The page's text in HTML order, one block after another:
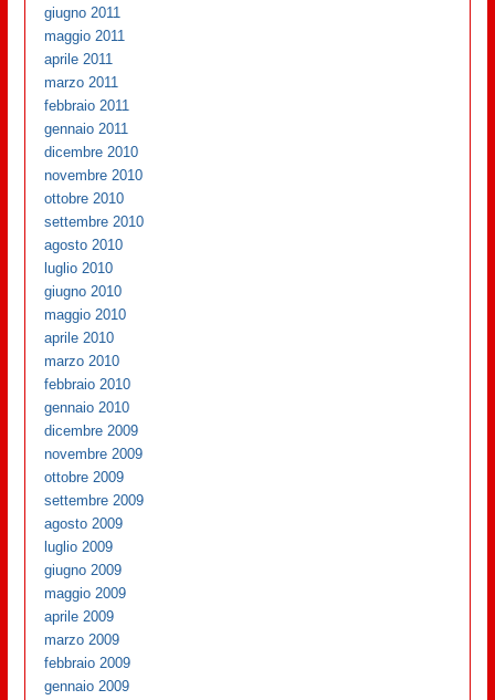
giugno 2011
maggio 2011
aprile 2011
marzo 2011
febbraio 2011
gennaio 2011
dicembre 2010
novembre 2010
ottobre 2010
settembre 2010
agosto 2010
luglio 2010
giugno 2010
maggio 2010
aprile 2010
marzo 2010
febbraio 2010
gennaio 2010
dicembre 2009
novembre 2009
ottobre 2009
settembre 2009
agosto 2009
luglio 2009
giugno 2009
maggio 2009
aprile 2009
marzo 2009
febbraio 2009
gennaio 2009